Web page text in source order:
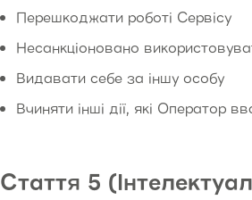
Перешкоджати роботі Сервісу
Несанкціоновано
Видавати себе за іншу особу
Вчиняти інші дії, які Оператор
Стаття 5